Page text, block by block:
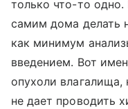
только что-то
самим дома делать
как минимум
введением. Вот
опухоли влагалища,
не дает проводить